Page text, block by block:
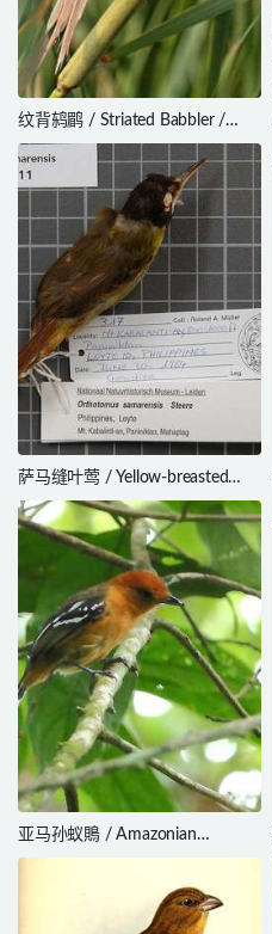
纹背鸫鹛 / Striated Babbler /
Argya earlei
萨马缝叶莺 / Yellow-breasted
Tailorbird / Orthotomus
samarensis
亚马孙蚁鵙 / Amazonian
Antshrike / Thamnophilus